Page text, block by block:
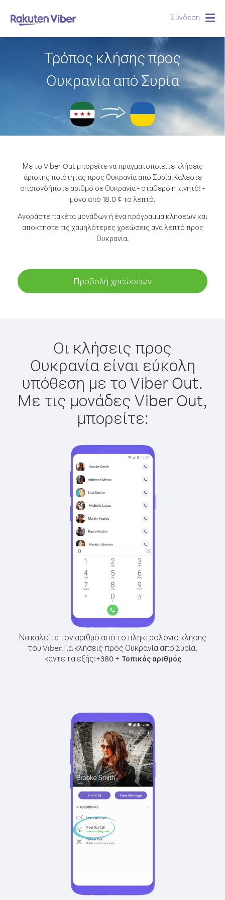
Σύνδεση
Τρόπος κλήσης προς
Ουκρανία από Συρία
Με το Viber Out μπορείτε να πραγματοποιείτε κλήσεις
άριστης ποιότητας προς Ουκρανία από Συρία.Καλέστε
οποιονδήποτε αριθμό σε Ουκρανία - σταθερό ή κινητό! -
μόνο από 18.0 ¢ το λεπτό.
Αγοράστε πακέτα μονάδων ή ένα πρόγραμμα κλήσεων και
αποκτήστε τις χαμηλότερες χρεώσεις ανά λεπτό προς
Ουκρανία.
Προβολή χρεώσεων
Οι κλήσεις προς
Ουκρανία είναι εύκολη
υπόθεση με το Viber Out.
Με τις μονάδες Viber Out,
μπορείτε:
Να καλείτε τον αριθμό από το πληκτρολόγιο κλήσης
του Viber.Για κλήσεις προς Ουκρανία από Συρία,
κάντε τα εξής:+380+ Τοπικός αριθμός